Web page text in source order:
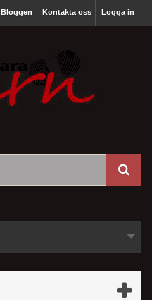
Logga in
Bloggen Kontakta oss